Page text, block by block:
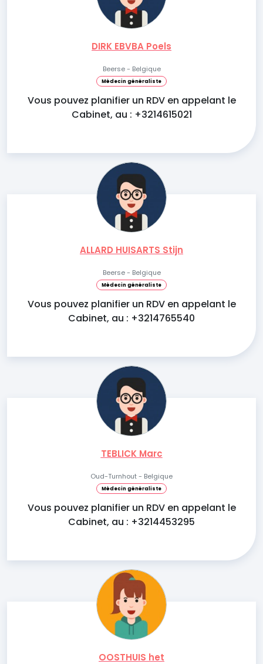
DIRK EBVBA Poels
Beerse - Belgique
Médecin généraliste
Vous pouvez planifier un RDV en appelant le
Cabinet, au : +3214615021
ALLARD HUISARTS Stijn
Beerse - Belgique
Médecin généraliste
Vous pouvez planifier un RDV en appelant le
Cabinet, au : +3214765540
TEBLICK Marc
Oud-Turnhout - Belgique
Médecin généraliste
Vous pouvez planifier un RDV en appelant le
Cabinet, au : +3214453295
OOSTHUIS het